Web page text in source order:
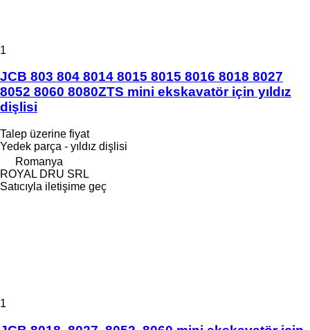
1
JCB 803 804 8014 8015 8015 8016 8018 8027
8052 8060 8080ZTS mini ekskavatör için yıldız
dişlisi
Talep üzerine fiyat
Yedek parça - yıldız dişlisi
Romanya
ROYAL DRU SRL
Satıcıyla iletişime geç
1